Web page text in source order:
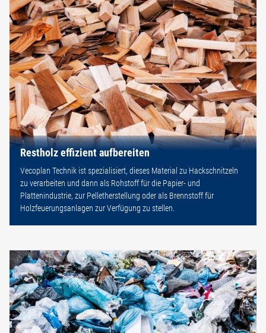
Restholz effizient aufbereiten
Vecoplan Technik ist spezialisiert, dieses Material zu Hackschnitzeln
zu verarbeiten und dann als Rohstoff für die Papier- und
Plattenindustrie, zur Pelletherstellung oder als Brennstoff für
Holzfeuerungsanlagen zur Verfügung zu stellen.